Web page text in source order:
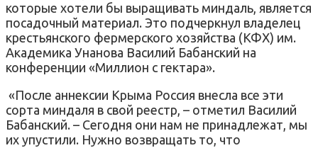
которые хотели бы выращивать миндаль, является
посадочный материал. Это подчеркнул владелец
крестьянского фермерского хозяйства (КФХ) им.
Академика Унанова Василий Бабанский на
конференции «Миллион с гектара».
«После аннексии Крыма Россия внесла все эти
сорта миндаля в свой реестр, – отметил Василий
Бабанский. – Сегодня они нам не принадлежат, мы
их упустили. Нужно возвращать то, что